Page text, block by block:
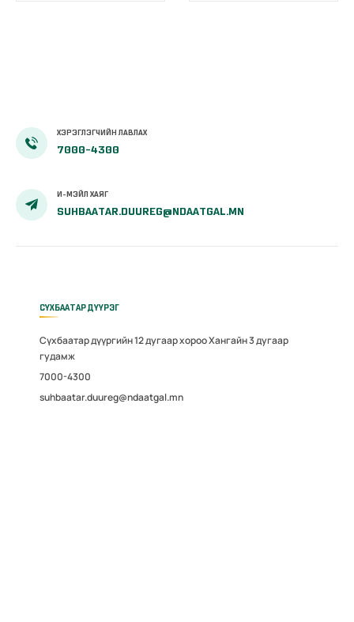
ХЭРЭГЛЭГЧИЙН ЛАВЛАХ
7000-4300
И-МЭЙЛ ХАЯГ
SUHBAATAR.DUUREG@NDAATGAL.MN
СҮХБААТАР ДҮҮРЭГ
Сүхбаатар дүүргийн 12 дугаар хороо Хангайн 3 дугаар
гудамж
7000-4300
suhbaatar.duureg@ndaatgal.mn